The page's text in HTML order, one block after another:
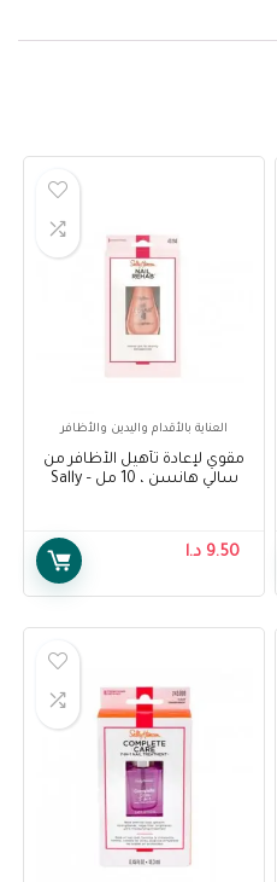
العناية بالأقدام واليدين والأظافر
مقوي لإعادة تأهيل الأظافر من
سالي هانسن ، 10 مل – Sally
9.50 د.ا